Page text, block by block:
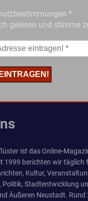
*
gelesen und stimme
ist das Online-
1999 berichten wir täglich
Kultur,
Politik, Stadtentwicklung
Äußeren Neustadt. Rund